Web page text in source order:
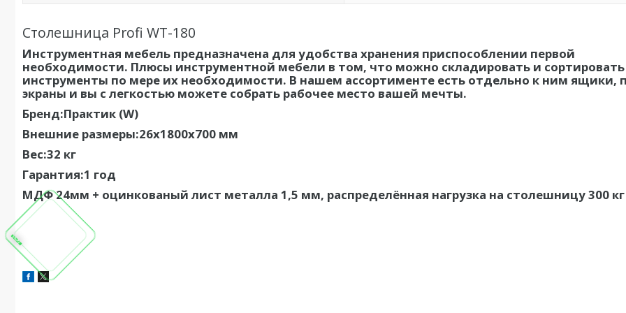
Столешница Profi WT-180
Инструментная мебель предназначена для удобства хранения приспособлении первой
необходимости. Плюсы инструментной мебели в том, что можно складировать и сортировать
инструменты по мере их необходимости. В нашем ассортименте есть отдельно к ним ящики,
экраны и вы с легкостью можете собрать рабочее место вашей мечты.
Бренд:Практик (W)
Внешние размеры:26x1800x700 мм
Вес:32 кг
Гарантия:1 год
МДФ 24мм + оцинкованый лист металла 1,5 мм, распределённая нагрузка на столешницу 300 кг